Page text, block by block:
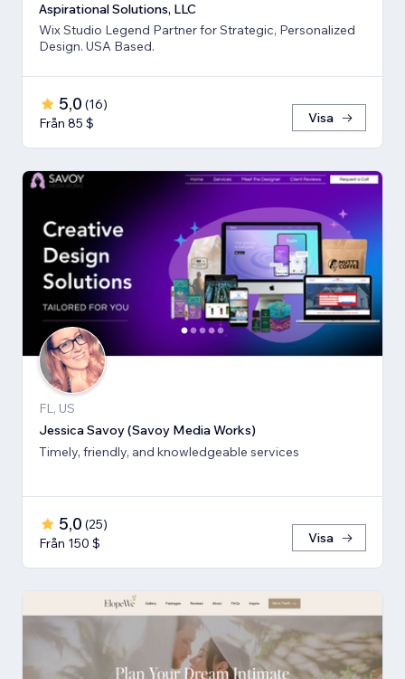
Aspirational Solutions, LLC
Wix Studio Legend Partner for Strategic, Personalized
Design. USA Based.
5,0 (16)
Från 85 $
Visa
FL, US
Jessica Savoy (Savoy Media Works)
Timely, friendly, and knowledgeable services
5,0 (25)
Från 150 $
Visa